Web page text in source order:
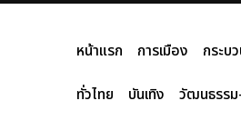
หน้าแรก การเมือง กระบ
ทั่วไทย
บันเทิง วัฒนธรร